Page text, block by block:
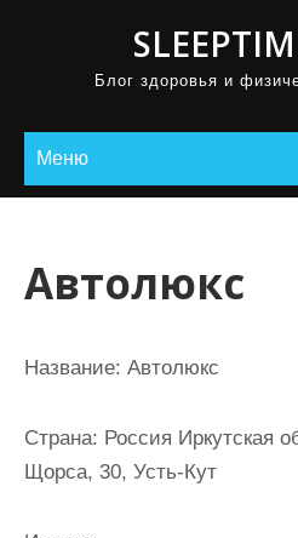
Блог здоровья и
Меню
Автолюкс
Название: Автолюкс
Страна: Россия Иркутская
Щорса, 30, Усть-Кут